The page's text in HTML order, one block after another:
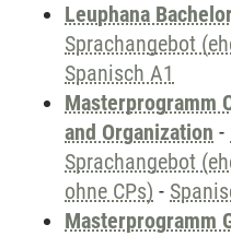
Leuphana
Sprachangebot
Spanisch A1
Masterprogramm
and Organization -
Sprachangebot
ohne CPs) -
Masterprogramm